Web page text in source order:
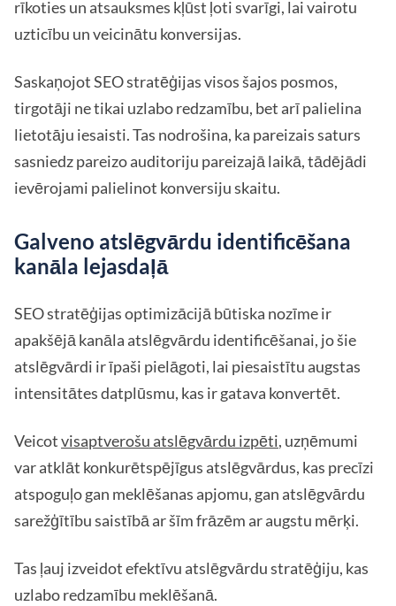
rīkoties un atsauksmes kļūst ļoti svarīgi, lai vairotu
uzticību un veicinātu konversijas.
Saskaņojot SEO stratēģijas visos šajos posmos,
tirgotāji ne tikai uzlabo redzamību, bet arī palielina
lietotāju iesaisti. Tas nodrošina, ka pareizais saturs
sasniedz pareizo auditoriju pareizajā laikā, tādējādi
ievērojami palielinot konversiju skaitu.
Galveno atslēgvārdu identificēšana
kanāla lejasdaļā
SEO stratēģijas optimizācijā būtiska nozīme ir
apakšējā kanāla atslēgvārdu identificēšanai, jo šie
atslēgvārdi ir īpaši pielāgoti, lai piesaistītu augstas
intensitātes datplūsmu, kas ir gatava konvertēt.
Veicotvisaptverošu atslēgvārdu izpēti, uzņēmumi
var atklāt konkurētspējīgus atslēgvārdus, kas precīzi
atspoguļo gan meklēšanas apjomu, gan atslēgvārdu
sarežģītību saistībā ar šīm frāzēm ar augstu mērķi.
Tas ļauj izveidot efektīvu atslēgvārdu stratēģiju, kas
uzlabo redzamību meklēšanā.